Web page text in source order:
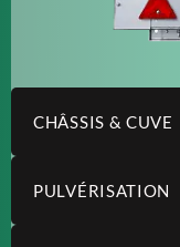
CHÂSSIS & CUVE
PULVÉRISATION